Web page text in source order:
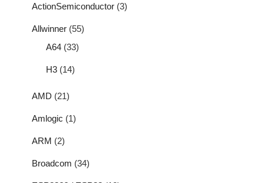
ActionSemiconductor (3)
Allwinner (55)
A64 (33)
H3 (14)
AMD (21)
Amlogic (1)
ARM (2)
Broadcom (34)